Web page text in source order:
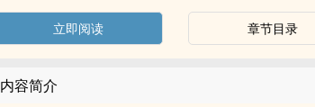
立即阅读 章节目录
内容简介